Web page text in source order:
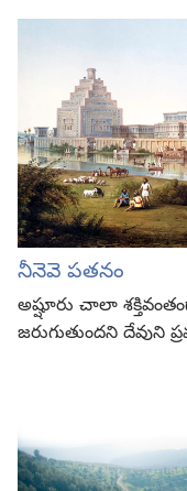
నీనెవె పతనం
అష్షూరు చాలా
జరుగుతుందని దేవుని